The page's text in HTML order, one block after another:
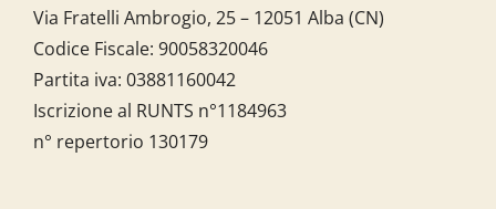
Via Fratelli Ambrogio, 25 – 12051 Alba (CN)
Codice Fiscale: 90058320046
Partita iva: 03881160042
Iscrizione al RUNTS n°1184963
n° repertorio 130179